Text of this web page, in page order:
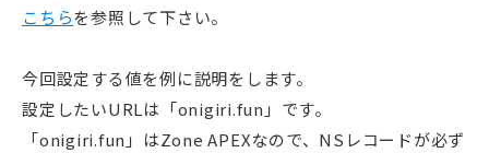
こちらを参照して下さい。
今回設定する値を例に説明をします。
設定したいURLは「onigiri.fun」です。
「onigiri.fun」はZone APEXなので、NSレコードが必ず